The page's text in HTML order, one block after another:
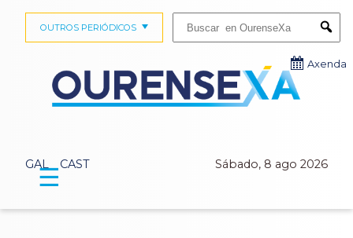
GAL CAST Sábado, 8 ago 2026
OUTROS PERIÓDICOS
Axenda
☰